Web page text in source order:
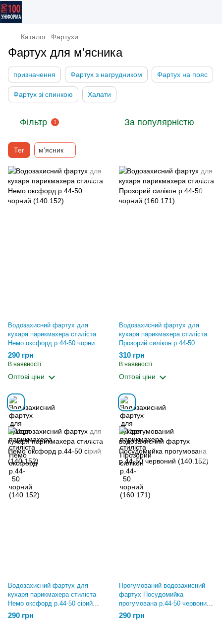
Каталог Фартухи
Фартух для м'ясника
призначення Фартух з нагрудником Фартух на пояс
Фартух зі спинкою Халати
Фільтр 1 За популярністю
Тег м'ясник
Водозахисний фартух для
кухаря парикмахера стиліста
Немо оксфорд р.44-50 чорний
(140.152)
290 грн
В наявності
Оптові ціни
Водозахисний фартух для
кухаря парикмахера стиліста
Прозорий силікон р.44-50
чорний (160.171)
310 грн
В наявності
Оптові ціни
Водозахисний фартух для
кухаря парикмахера стиліста
Немо оксфорд р.44-50 сірий
(140.152)
290 грн
Прогумований водозахисний
фартух Посудомийка
прогумована р.44-50 червоний
(140.152)
290 грн